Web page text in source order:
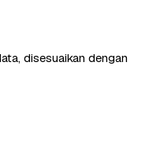
disesuaikan dengan